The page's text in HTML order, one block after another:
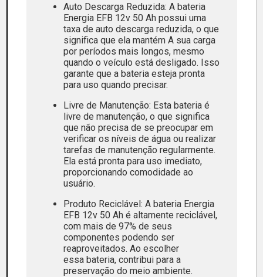
Auto Descarga Reduzida: A bateria
Energia EFB 12v 50 Ah possui uma
taxa de auto descarga reduzida, o que
significa que ela mantém A sua carga
por períodos mais longos, mesmo
quando o veículo está desligado. Isso
garante que a bateria esteja pronta
para uso quando precisar.
Livre de Manutenção: Esta bateria é
livre de manutenção, o que significa
que não precisa de se preocupar em
verificar os níveis de água ou realizar
tarefas de manutenção regularmente.
Ela está pronta para uso imediato,
proporcionando comodidade ao
usuário.
Produto Reciclável: A bateria Energia
EFB 12v 50 Ah é altamente reciclável,
com mais de 97% de seus
componentes podendo ser
reaproveitados. Ao escolher
essa bateria, contribui para a
preservação do meio ambiente.